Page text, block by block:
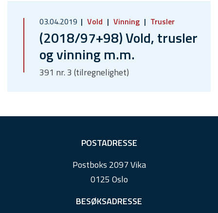
03.04.2019 Vold Vinning Trusler
(2018/97+98) Vold, trusler
og vinning m.m.
391 nr. 3 (tilregnelighet)
POSTADRESSE
Postboks 2097 Vika
0125 Oslo
BESØKSADRESSE